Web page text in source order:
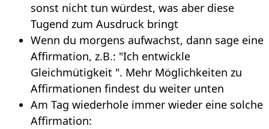
sonst nicht tun würdest, was aber diese
Tugend zum Ausdruck bringt
Wenn du morgens aufwachst, dann sage eine
Affirmation, z.B.: "Ich entwickle
Gleichmütigkeit ". Mehr Möglichkeiten zu
Affirmationen findest du weiter unten
Am Tag wiederhole immer wieder eine solche
Affirmation: